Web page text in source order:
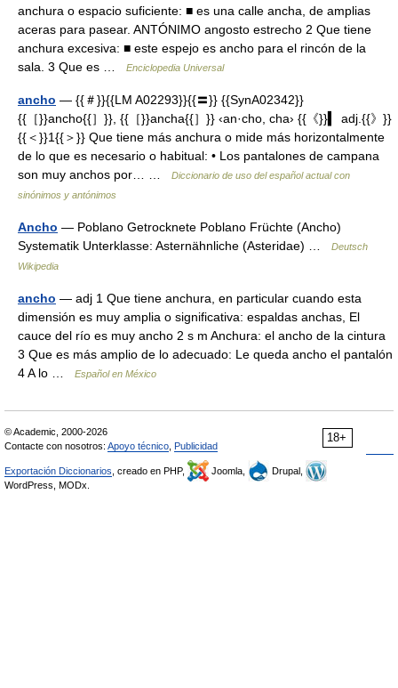
anchura o espacio suficiente: ■ es una calle ancha, de amplias
aceras para pasear. ANTÓNIMO angosto estrecho 2 Que tiene
anchura excesiva: ■ este espejo es ancho para el rincón de la
sala. 3 Que es …
Enciclopedia Universal
ancho — {{＃}}{{LM A02293}}{{〓}} {{SynA02342}}
{{［}}ancho{{］}}, {{［}}ancha{{］}} ‹an·cho, cha› {{《}}▍ adj.{{》}}
{{＜}}1{{＞}} Que tiene más anchura o mide más horizontalmente
de lo que es necesario o habitual: • Los pantalones de campana
son muy anchos por… …
Diccionario de uso del español actual con
sinónimos y antónimos
Ancho — Poblano Getrocknete Poblano Früchte (Ancho)
Systematik Unterklasse: Asternähnliche (Asteridae) …
Deutsch
Wikipedia
ancho — adj 1 Que tiene anchura, en particular cuando esta
dimensión es muy amplia o significativa: espaldas anchas, El
cauce del río es muy ancho 2 s m Anchura: el ancho de la cintura
3 Que es más amplio de lo adecuado: Le queda ancho el pantalón
4 A lo …
Español en México
18+
© Academic, 2000-2026
Contacte con nosotros: Apoyo técnico Publicidad
Exportación Diccionarios , creado en PHP, Joomla,
Drupal,
WordPress, MODx.